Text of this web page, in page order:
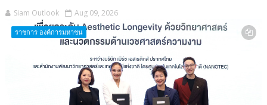
Siam Outlook Aug 09, 2026
ราชการ องค์การมหาชน